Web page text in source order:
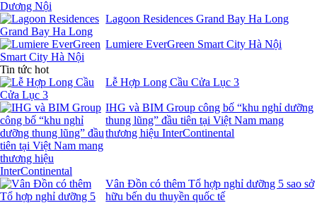
Lagoon Residences Grand Bay Ha Long
Lumiere EverGreen Smart City Hà Nội
Tin tức hot
Lễ Hợp Long Cầu Cửa Lục 3
IHG và BIM Group công bố “khu nghỉ dưỡng
thung lũng” đầu tiên tại Việt Nam mang
thương hiệu InterContinental
Vân Đồn có thêm Tổ hợp nghỉ dưỡng 5 sao sở
hữu bến du thuyền quốc tế